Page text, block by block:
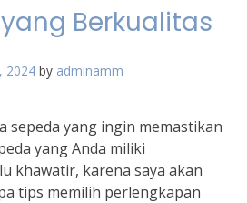
Berkualitas
2024 by adminamm
sepeda yang ingin memastikan
yang Anda miliki
khawatir, karena saya akan
tips memilih perlengkapan